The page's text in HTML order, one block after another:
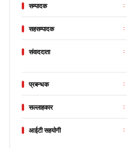
सम्पादक :
सहसम्पादक :
संवाददाता :
प्रबन्धक :
सल्लाहकार :
आईटी सहयोगी :